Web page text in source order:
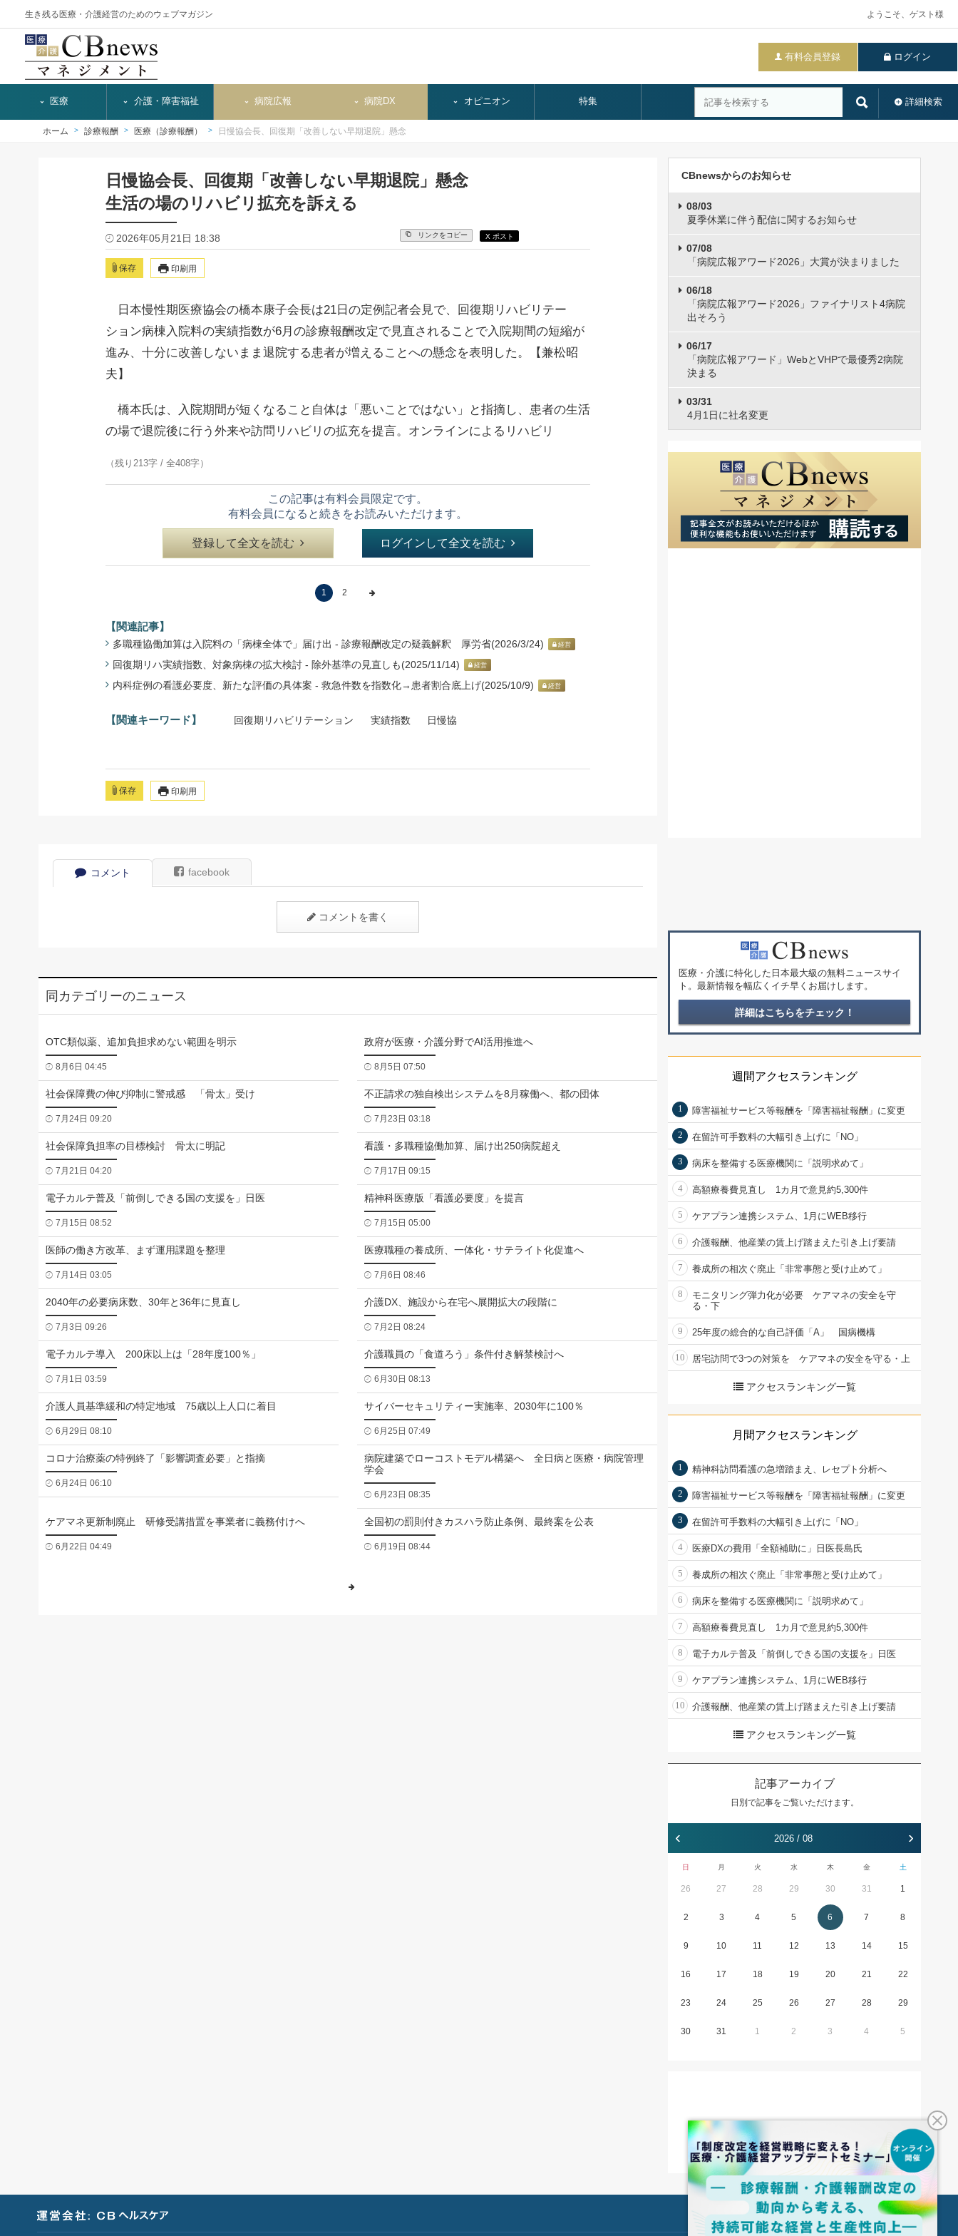
生き残る医療・介護経営のためのウェブマガジン ようこそ、ゲスト様
有料会員登録 ログイン
詳細検索
医療 介護・障害福祉 病院広報 病院DX オピニオン 特集
ホーム 診療報酬 医療（診療報酬） 日慢協会長、回復期「改善しない早期退院」懸念
日慢協会長、回復期「改善しない早期退院」懸念
生活の場のリハビリ拡充を訴える
2026年05月21日 18:38 リンクをコピー X ポスト
保存 印刷用
日本慢性期医療協会の橋本康子会長は21日の定例記者会見で、回復期リハビリテー
ション病棟入院料の実績指数が6月の診療報酬改定で見直されることで入院期間の短縮が
進み、十分に改善しないまま退院する患者が増えることへの懸念を表明した。【兼松昭
夫】
橋本氏は、入院期間が短くなること自体は「悪いことではない」と指摘し、患者の生活
の場で退院後に行う外来や訪問リハビリの拡充を提言。オンラインによるリハビリ
（残り213字 / 全408字）
この記事は有料会員限定です。
有料会員になると続きをお読みいただけます。
登録して全文を読む ログインして全文を読む
1 2
【関連記事】
多職種協働加算は入院料の「病棟全体で」届け出 - 診療報酬改定の疑義解釈 厚労省(2026/3/24) 経営
回復期リハ実績指数、対象病棟の拡大検討 - 除外基準の見直しも(2025/11/14) 経営
内科症例の看護必要度、新たな評価の具体案 - 救急件数を指数化→患者割合底上げ(2025/10/9) 経営
【関連キーワード】 回復期リハビリテーション 実績指数 日慢協
保存 印刷用
コメント facebook
コメントを書く
同カテゴリーのニュース
OTC類似薬、追加負担求めない範囲を明示
8月6日 04:45
政府が医療・介護分野でAI活用推進へ
8月5日 07:50
社会保障費の伸び抑制に警戒感 「骨太」受け
7月24日 09:20
不正請求の独自検出システムを8月稼働へ、都の団体
7月23日 03:18
社会保障負担率の目標検討 骨太に明記
7月21日 04:20
看護・多職種協働加算、届け出250病院超え
7月17日 09:15
電子カルテ普及「前倒しできる国の支援を」日医
7月15日 08:52
精神科医療版「看護必要度」を提言
7月15日 05:00
医師の働き方改革、まず運用課題を整理
7月14日 03:05
医療職種の養成所、一体化・サテライト化促進へ
7月6日 08:46
2040年の必要病床数、30年と36年に見直し
7月3日 09:26
介護DX、施設から在宅へ展開拡大の段階に
7月2日 08:24
電子カルテ導入 200床以上は「28年度100％」
7月1日 03:59
介護職員の「食道ろう」条件付き解禁検討へ
6月30日 08:13
介護人員基準緩和の特定地域 75歳以上人口に着目
6月29日 08:10
サイバーセキュリティー実施率、2030年に100％
6月25日 07:49
コロナ治療薬の特例終了「影響調査必要」と指摘
6月24日 06:10
病院建築でローコストモデル構築へ 全日病と医療・病院管理
学会
6月23日 08:35
ケアマネ更新制廃止 研修受講措置を事業者に義務付けへ
6月22日 04:49
全国初の罰則付きカスハラ防止条例、最終案を公表
6月19日 08:44
CBnewsからのお知らせ
08/03
夏季休業に伴う配信に関するお知らせ
07/08
「病院広報アワード2026」大賞が決まりました
06/18
「病院広報アワード2026」ファイナリスト4病院
出そろう
06/17
「病院広報アワード」WebとVHPで最優秀2病院
決まる
03/31
4月1日に社名変更
医療・介護に特化した日本最大級の無料ニュースサイ
ト。最新情報を幅広くイチ早くお届けします。
詳細はこちらをチェック！
週間アクセスランキング
1 障害福祉サービス等報酬を「障害福祉報酬」に変更
2 在留許可手数料の大幅引き上げに「NO」
3 病床を整備する医療機関に「説明求めて」
4 高額療養費見直し 1カ月で意見約5,300件
5 ケアプラン連携システム、1月にWEB移行
6 介護報酬、他産業の賃上げ踏まえた引き上げ要請
7 養成所の相次ぐ廃止「非常事態と受け止めて」
8
モニタリング弾力化が必要 ケアマネの安全を守
る・下
9 25年度の総合的な自己評価「A」 国病機構
10 居宅訪問で3つの対策を ケアマネの安全を守る・上
アクセスランキング一覧
月間アクセスランキング
1 精神科訪問看護の急増踏まえ、レセプト分析へ
2 障害福祉サービス等報酬を「障害福祉報酬」に変更
3 在留許可手数料の大幅引き上げに「NO」
4 医療DXの費用「全額補助に」日医長島氏
5 養成所の相次ぐ廃止「非常事態と受け止めて」
6 病床を整備する医療機関に「説明求めて」
7 高額療養費見直し 1カ月で意見約5,300件
8 電子カルテ普及「前倒しできる国の支援を」日医
9 ケアプラン連携システム、1月にWEB移行
10 介護報酬、他産業の賃上げ踏まえた引き上げ要請
アクセスランキング一覧
記事アーカイブ
日別で記事をご覧いただけます。
‹ 2026 / 08 ›
日 月 火 水 木 金 土
26 27 28 29 30 31 1
2 3 4 5 6 7 8
9 10 11 12 13 14 15
16 17 18 19 20 21 22
23 24 25 26 27 28 29
30 31 1 2 3 4 5